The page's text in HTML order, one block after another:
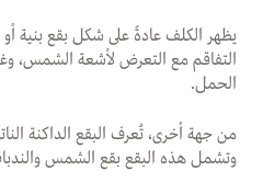
يظهر الكلف عادةً على شكل بقع بنية أو
التفاقم مع التعرض لأشعة الشمس،
الحمل.
من جهة أخرى، تُعرف البقع الداكنة
وتشمل هذه البقع بقع الشمس